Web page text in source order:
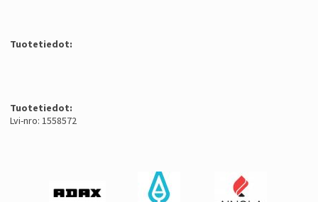
Tuotetiedot:
Tuotetiedot:
Lvi-nro: 1558572